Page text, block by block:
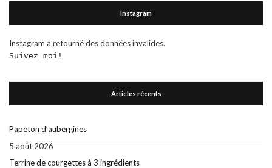
Instagram
Instagram a retourné des données invalides.
Suivez moi!
Articles récents
Papeton d’aubergines
5 août 2026
Terrine de courgettes à 3 ingrédients